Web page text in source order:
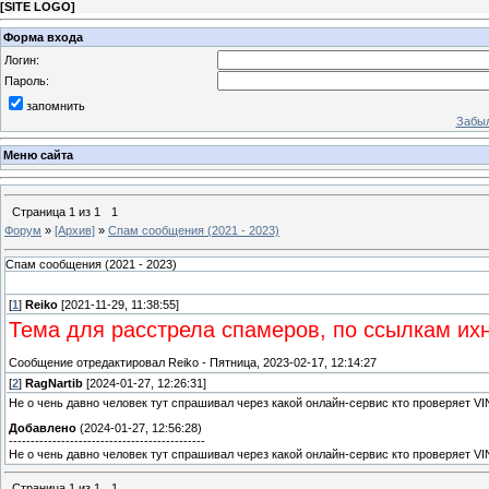
[SITE LOGO]
Форма входа
Логин:
Пароль:
запомнить
Меню сайта
Страница 1 из 1
1
Форум » [Архив] » Спам сообщения (2021 - 2023)
Спам сообщения (2021 - 2023)
[1 ] Reiko [2021-11-29, 11:38:55]
Тема для расстрела спамеров, по ссылкам
Сообщение отредактировал Reiko - Пятница, 2023-02-17, 12:14:27
[2] RagNartib [2024-01-27, 12:26:31]
Не о чень давно человек тут спрашивал через какой онлайн-сервис кто проверяет
Добавлено (2024-01-27, 12:56:28)
---------------------------------------------
Не о чень давно человек тут спрашивал через какой онлайн-сервис кто проверяет